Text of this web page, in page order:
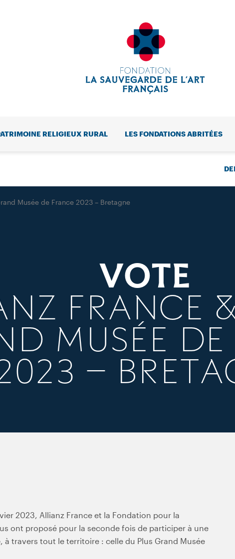
RELIGIEUX RURAL LES FONDATIONS ABRITÉES
Musée de France 2023 – Bretagne
VOTE
FRANCE
MUSÉE DE
–
2023, Allianz France et la Fondation pour la
ont proposé pour la seconde fois de participer à une
à travers tout le territoire : celle du Plus Grand Musée